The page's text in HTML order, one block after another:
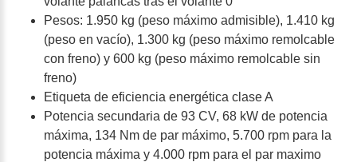
Pesos: 1.950 kg (peso máximo admisible), 1.410 kg
(peso en vacío), 1.300 kg (peso máximo remolcable
con freno) y 600 kg (peso máximo remolcable sin
freno)
Etiqueta de eficiencia energética clase A
Potencia secundaria de 93 CV, 68 kW de potencia
máxima, 134 Nm de par máximo, 5.700 rpm para la
potencia máxima y 4.000 rpm para el par maximo